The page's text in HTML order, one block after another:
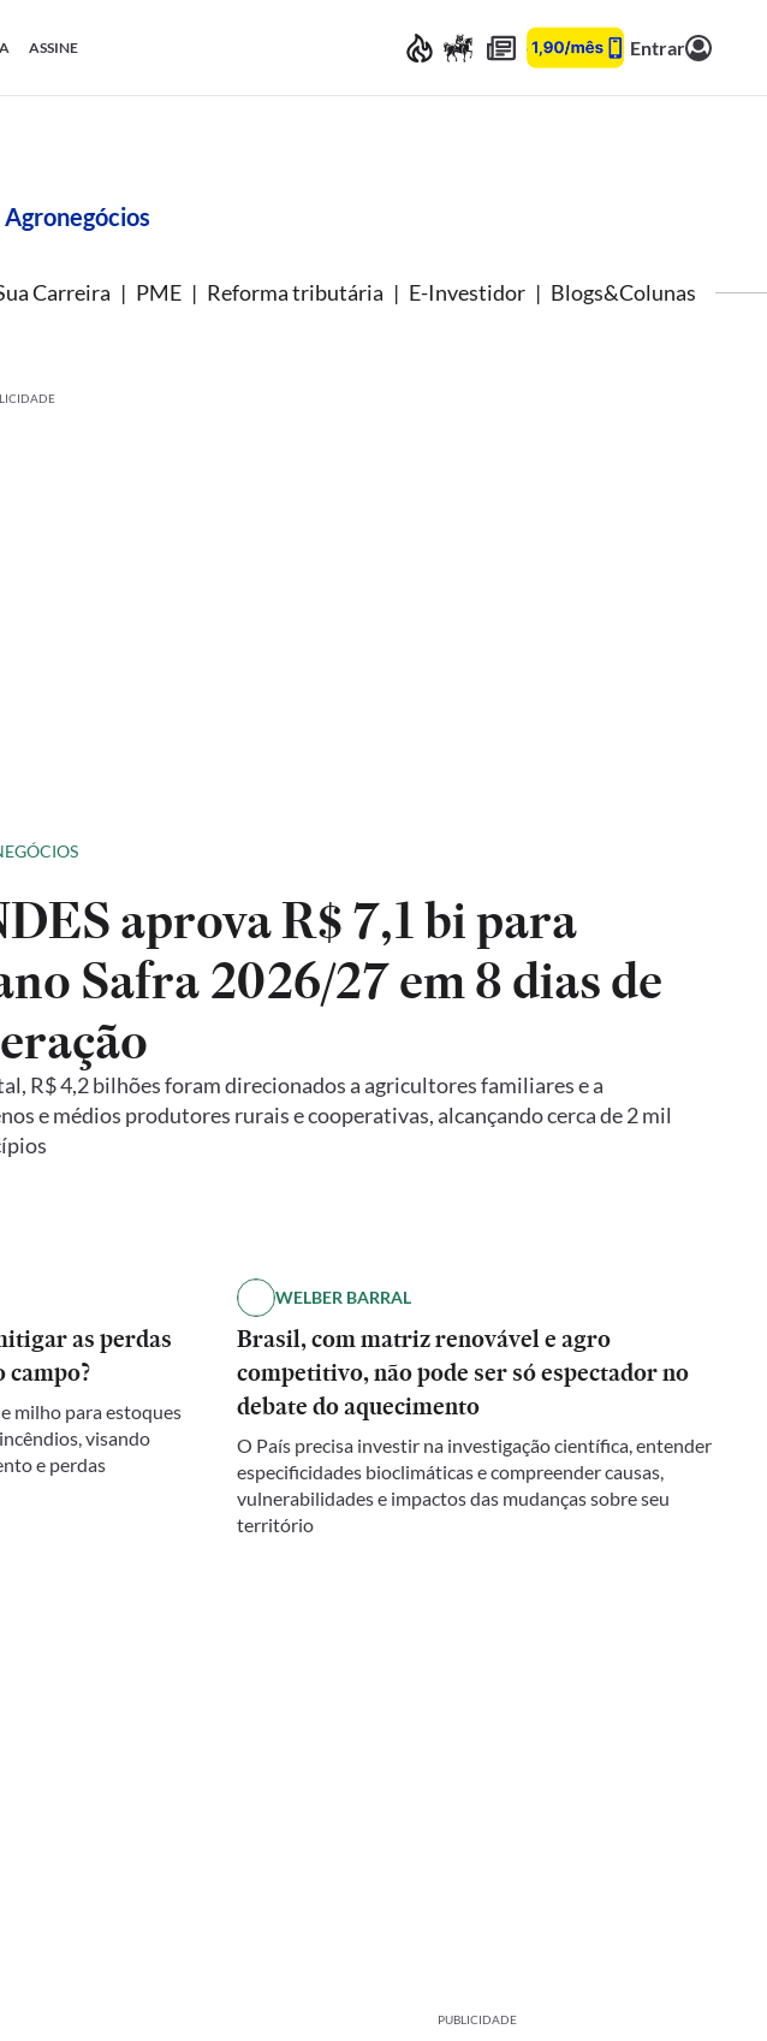
ASSINE Entrar
Agronegócios
Carreira PME Reforma tributária E-Investidor Blogs&Colunas
aprova R$ 7,1 bi para
Safra 2026/27 em 8 dias de
R$ 4,2 bilhões foram direcionados a agricultores familiares e a
e médios produtores rurais e cooperativas, alcançando cerca de 2 mil
as perdas
campo?
milho para estoques
visando
e perdas
WELBER BARRAL
Brasil, com matriz renovável e agro
competitivo, não pode ser só espectador no
debate do aquecimento
O País precisa investir na investigação científica, entender
especificidades bioclimáticas e compreender causas,
vulnerabilidades e impactos das mudanças sobre seu
território
PUBLICIDADE